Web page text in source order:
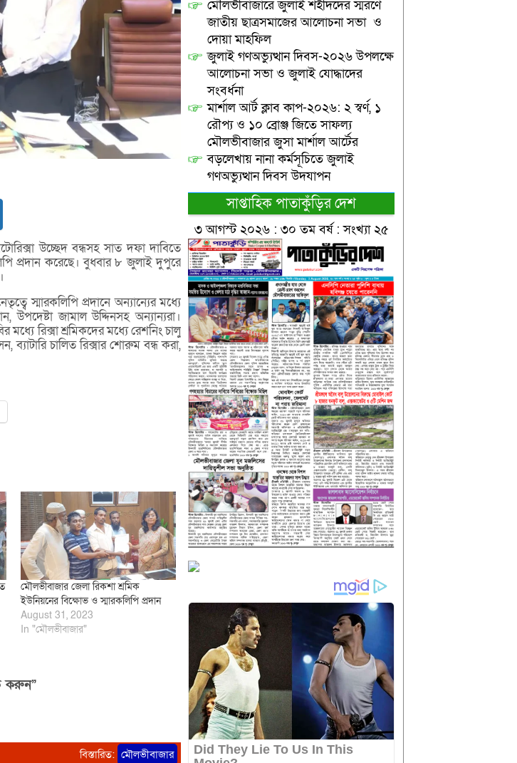
উচ্ছেদ বন্ধসহ সাত দফা দাবিতে
প্রদান করেছে। বুধবার ৮ জুলাই দুপুরে
স্মারকলিপি প্রদানে অন্যান্যের মধ্যে
উপদেষ্টা জামাল উদ্দিনসহ অন্যান্যরা।
মধ্যে রিক্সা শ্রমিকদের মধ্যে রেশনিং চালু
ব্যাটারি চালিত রিক্সার শোরুম বন্ধ করা,
মৌলভীবাজার জেলা রিকশা শ্রমিক
ইউনিয়নের বিক্ষোভ ও স্মারকলিপি প্রদান
August 31, 2023
In "মৌলভীবাজার"
করুন”
বিস্তারিত: মৌলভীবাজার
মৌলভীবাজারে জুলাই শহীদদের স্মরণে
জাতীয় ছাত্রসমাজের আলোচনা সভা ও
দোয়া মাহফিল
জুলাই গণঅভ্যুত্থান দিবস-২০২৬ উপলক্ষে
আলোচনা সভা ও জুলাই যোদ্ধাদের
সংবর্ধনা
মার্শাল আর্ট ক্লাব কাপ-২০২৬: ২ স্বর্ণ, ১
রৌপ্য ও ১০ ব্রোঞ্জ জিতে সাফল্য
মৌলভীবাজার জুসা মার্শাল আর্টের
বড়লেখায় নানা কর্মসূচিতে জুলাই
গণঅভ্যুত্থান দিবস উদযাপন
সাপ্তাহিক পাতাকুঁড়ির দেশ
৩ আগস্ট ২০২৬ : ৩০ তম বর্ষ : সংখ্যা ২৫